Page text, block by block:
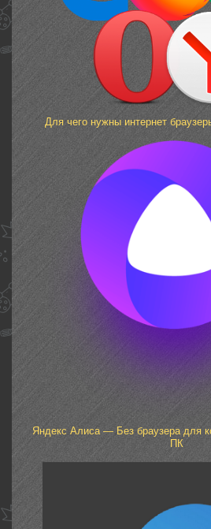
Для чего нужны интернет
Яндeкс Алиса — Без браузeрa для
ПК